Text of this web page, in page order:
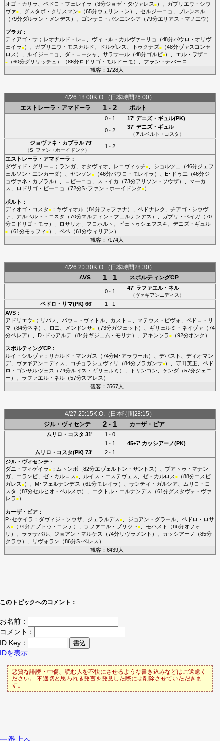
オゴ・カリラ
ペドロ・フェレイラ （3分ジョゼ・タヴァレス ■）、 ガブリエウ・シウ
ヴァ■、 グスタボ・クリスマン■（65分ウェリントン ）、 セルジーニョ
ブレンネル
（79分ダルラン・メンデス ）、 ゴンサロ・パシエンシア （79分エリアス・マノエウ ）
ブラガ：
ティアゴ・サ； レオナルド・レロ ヴィトル・カルヴァーリョ （48分パウロ・オリヴ
ェイラ ■）、 ガブリエウ・モスカルド ドルゲレス トゥクナズ■（48分ヴァスコンセ
ロス ）、 ルイジーニョ ダ・ローシャ サラサール（48分ゴルビ■）、 エル・ワザニ
■（60分グリリッチュ ）（86分ロドリゴ・モルドーモ）、 フラン・ナバーロ
観客：1728人
4/26 18:00K.O.（日本時間26:00）
エストレーラ・アマドーラ
1 - 2 ポルト
0 - 1 17' デニズ・ギュル(PK)
0 - 2
37' デニズ・ギュル
（アルベルト・コスタ）
ジョヴァネ・カブラル79'
（S･ファン・ホーイドンク ）
1 - 2
エストレーラ・アマドーラ ：
ダヴィド・グリーロ ； ランガ、 オタヴィオ レコヴィッチ■、 ショルツェ （46分ジェフ
ェルソン・エンカーダ）、 ヤンソン■（46分パウロ・モレイラ ）、 E･ドゥエ （46分ジ
ョヴァネ・カブラル）、 ロビーニョ ストイカ （73分アリソン・ソウザ）、 マーカ
ス
ロドリゴ・ピーニョ （72分S･ファン・ホーイドンク ■）
ポルト ：
ディオゴ・コスタ ■； キヴィオル（84分フォファナ ）、 ベドナレク
チアゴ・シウヴ
ァ
アルベルト・コスタ （70分マルティン・フェルナンデス ）、 ガブリ・ベイガ（70
分ロドリゴ・モラ ）、 ロサリオ フロホルト ピェトゥシェフスキ デニズ・ギュル
■（61分モッフィ ■）、 ペペ（61分ウィリアン ）
観客：7174人
4/26 20:30K.O.（日本時間28:30）
AVS
1 - 1 スポルティングCP
0 - 1
47' ラファエル・ネル
（ヴァギアンニディス ）
ペドロ・リマ(PK) 66'
1 - 1
AVS：
アドリエウ■； リバス パウロ・ヴィトル、 カストロ マテウス・ピヴォ
ペドロ・リ
マ （84分ネネ ）、 ロニ メンドンサ■（73分ガジェット ）、 ギリェルミ・ネイヴァ （74
分ペレア ）、 D･ドゥアルテ （84分ギジェム・モリナ ）、 アキンソラ ■（92分ポンク ）
スポルティングCP：
ルイ・シルヴァ ； リカルド・マンガス （74分M･アラウーホ ）、 デバスト
ディオマン
デ、 ヴァギアンニディス コチョラシュヴィリ （84分ブラガンサ■）、 守田英正
ペド
ロ・ゴンサルヴェス
（74分ルイス・ギリェルミ ）、 トリンコン ケンダ（57分ジェニ
ー ）、 ラファエル・ネル（57分スアレス ）
観客：3567人
4/27 20:15K.O.（日本時間28:15）
ジル・ヴィセンテ
2 - 1 カーザ・ピア
ムリロ・コスタ 31'
1 - 0
1 - 1
45+7' カッシアーノ(PK)
ムリロ・コスタ(PK) 73'
2 - 1
ジル・ヴィセンテ：
ダニ・フィゲイラ ■； ムトンボ（82分エヴェルトン・サントス ）、 ブアトゥ・マナン
ガ、 エランビ、 ゼ・カルロス ■、 ルイス・エステヴェス ゼ・カルロス ■（88分エスピ
ガレス ■）、 M･フェルナンデス （61分モレイラ ）、 サンティ・ガルシア
ムリロ・コ
スタ
（87分セルヒオ・ベルメホ ）、 エクトル・エルナンデス （61分グスタヴォ・ヴァ
レラ ■）
カーザ・ピア：
P･セケイラ ； ダヴィジ・ソウザ、 ジェラルデス ■、 ジョアン・グラール、 ペドロ・ロサ
ス ■（74分アブドゥ・コンテ ）、 ラファエル・ブリット ■、 モハメド （86分オフォ
リ ）、 ララサバル、 ジョアン・マルケス （74分リヴラメント ）、 カッシアーノ
（85分
クラウ ）、 リヴォラン （86分S･ペレス ）
観客：6439人
このトピックへのコメント：
お名前：
コメント：
ID Key：
IDを表示
悪質な誹謗・中傷、読む人を不快にさせるような書き込みなどはご遠慮く
ださい。 不適切と思われる発言を発見した際には削除させていただきま
す。
一番上へ